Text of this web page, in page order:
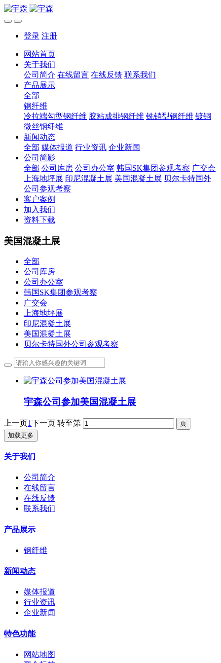
登录 注册
网站首页
关于我们
公司简介 在线留言 在线反馈 联系我们
产品展示
全部
钢纤维
冷拉端勾型钢纤维 胶粘成排钢纤维 铣销型钢纤维 镀铜
微丝钢纤维
新闻动态
全部 媒体报道 行业资讯 企业新闻
公司简影
全部 公司库房 公司办公室 韩国SK集团参观考察 广交会
上海地坪展 印尼混凝土展 美国混凝土展 贝尔卡特国外
公司参观考察
客户案例
加入我们
资料下载
美国混凝土展
全部
公司库房
公司办公室
韩国SK集团参观考察
广交会
上海地坪展
印尼混凝土展
美国混凝土展
贝尔卡特国外公司参观考察
宇森公司参加美国混凝土展
上一页1下一页 转至第
加载更多
关于我们
公司简介
在线留言
在线反馈
联系我们
产品展示
钢纤维
新闻动态
媒体报道
行业资讯
企业新闻
特色功能
网站地图